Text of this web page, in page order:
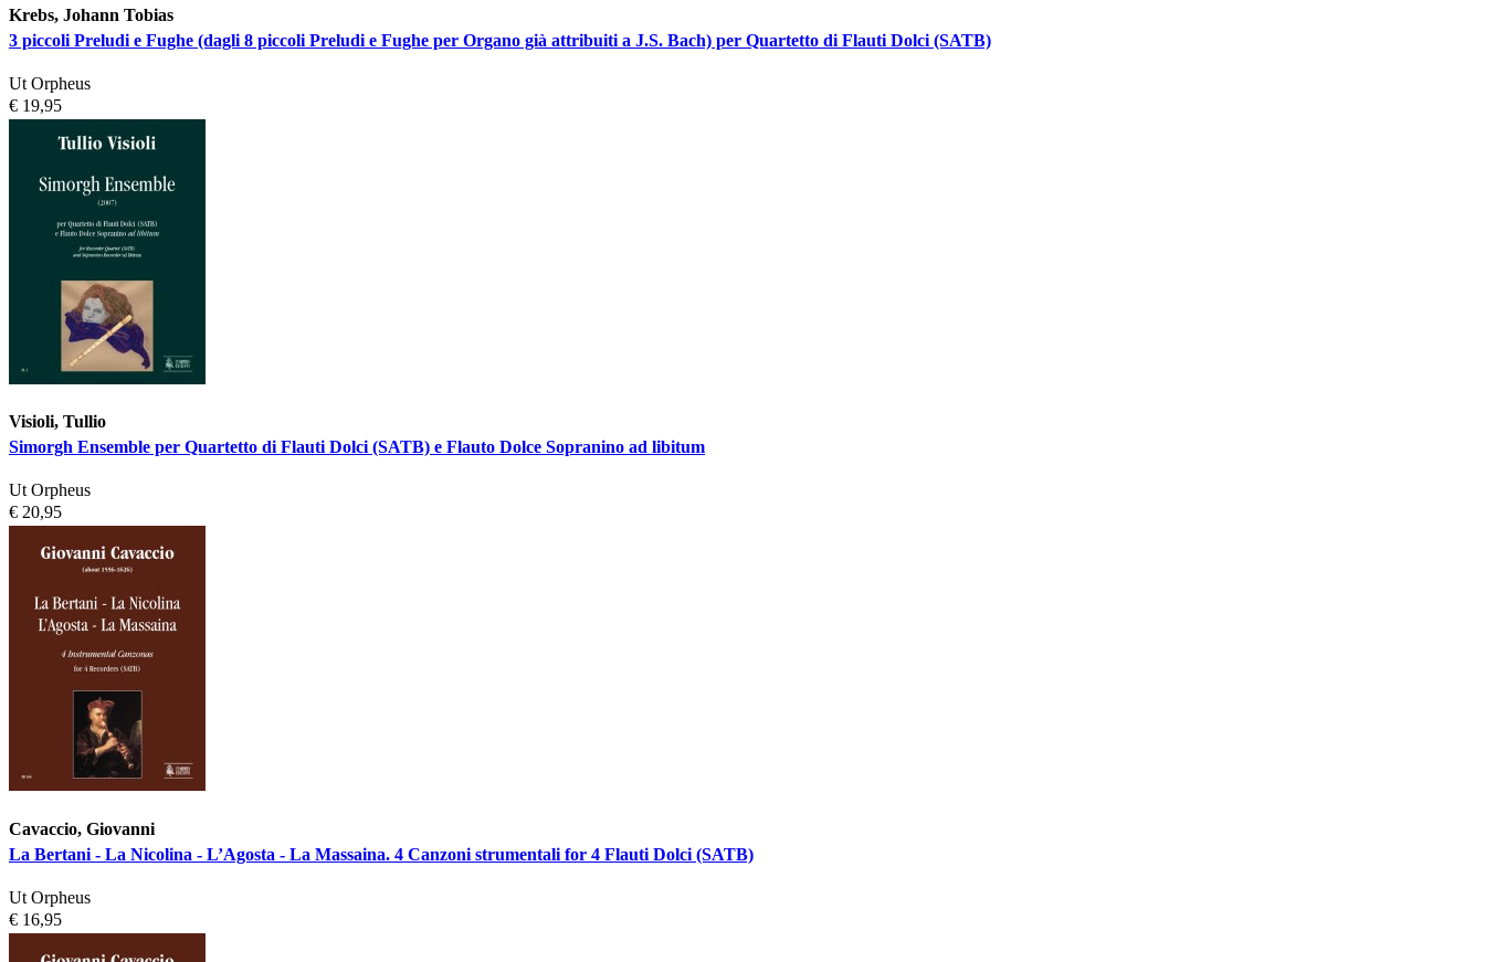
Krebs, Johann Tobias
3 piccoli Preludi e Fughe (dagli 8 piccoli Preludi e Fughe per Organo già attribuiti a J.S. Bach) per Quartetto di Flauti Dolci (SATB)
Ut Orpheus
€ 19,95
Visioli, Tullio
Simorgh Ensemble per Quartetto di Flauti Dolci (SATB) e Flauto Dolce Sopranino ad libitum
Ut Orpheus
€ 20,95
Cavaccio, Giovanni
La Bertani - La Nicolina - L’Agosta - La Massaina. 4 Canzoni strumentali for 4 Flauti Dolci (SATB)
Ut Orpheus
€ 16,95